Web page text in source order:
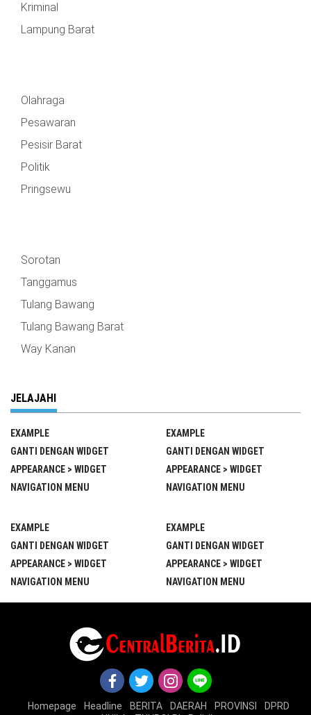
Kriminal
Lampung Barat
Olahraga
Pesawaran
Pesisir Barat
Politik
Pringsewu
Sorotan
Tanggamus
Tulang Bawang
Tulang Bawang Barat
Way Kanan
JELAJAHI
EXAMPLE
GANTI DENGAN WIDGET
APPEARANCE > WIDGET
NAVIGATION MENU
EXAMPLE
GANTI DENGAN WIDGET
APPEARANCE > WIDGET
NAVIGATION MENU
EXAMPLE
GANTI DENGAN WIDGET
APPEARANCE > WIDGET
NAVIGATION MENU
EXAMPLE
GANTI DENGAN WIDGET
APPEARANCE > WIDGET
NAVIGATION MENU
Homepage Headline BERITA DAERAH PROVINSI
DPRD